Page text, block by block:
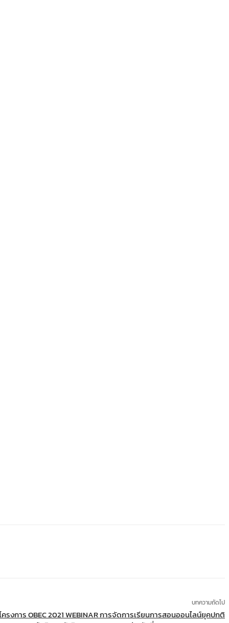
บทความถัดไป